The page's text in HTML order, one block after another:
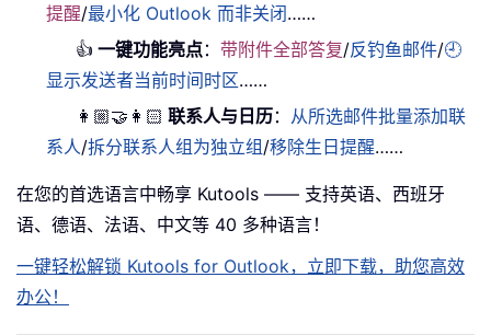
提醒/最小化 Outlook 而非关闭……
👍 一键功能亮点：带附件全部答复/反钓鱼邮件/🕘
显示发送者当前时间时区……
👩🏼‍🤝‍👩🏻 联系人与日历： 从所选邮件批量添加联
系人/拆分联系人组为独立组/移除生日提醒……
在您的首选语言中畅享 Kutools —— 支持英语、西班牙
语、德语、法语、中文等 40 多种语言！
一键轻松解锁 Kutools for Outlook，立即下载，助您高效
办公！